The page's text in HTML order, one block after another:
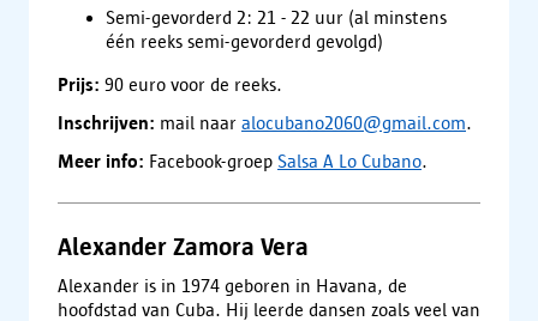
Semi-gevorderd 2: 21 - 22 uur (al minstens
één reeks semi-gevorderd gevolgd)
Prijs: 90 euro voor de reeks.
Inschrijven: mail naar alocubano2060@gmail.com.
Meer info: Facebook-groep Salsa A Lo Cubano.
Alexander Zamora Vera
Alexander is in 1974 geboren in Havana, de
hoofdstad van Cuba. Hij leerde dansen zoals veel van